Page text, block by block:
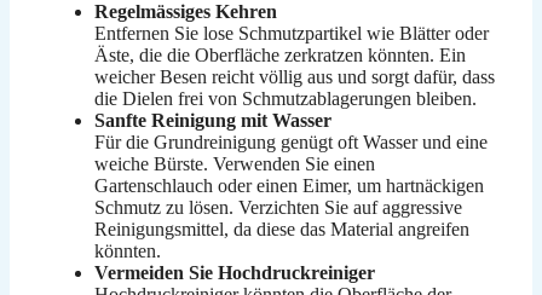
Regelmässiges Kehren
Entfernen Sie lose Schmutzpartikel wie Blätter oder
Äste, die die Oberfläche zerkratzen könnten. Ein
weicher Besen reicht völlig aus und sorgt dafür, dass
die Dielen frei von Schmutzablagerungen bleiben.
Sanfte Reinigung mit Wasser
Für die Grundreinigung genügt oft Wasser und eine
weiche Bürste. Verwenden Sie einen
Gartenschlauch oder einen Eimer, um hartnäckigen
Schmutz zu lösen. Verzichten Sie auf aggressive
Reinigungsmittel, da diese das Material angreifen
könnten.
Vermeiden Sie Hochdruckreiniger